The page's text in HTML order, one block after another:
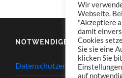
NOTWENDIGES
Datenschutzerklärung
Wir
Webseite.
"Akzeptiere
damit
Cookies
Sie sie eine
klicken Sie
auf